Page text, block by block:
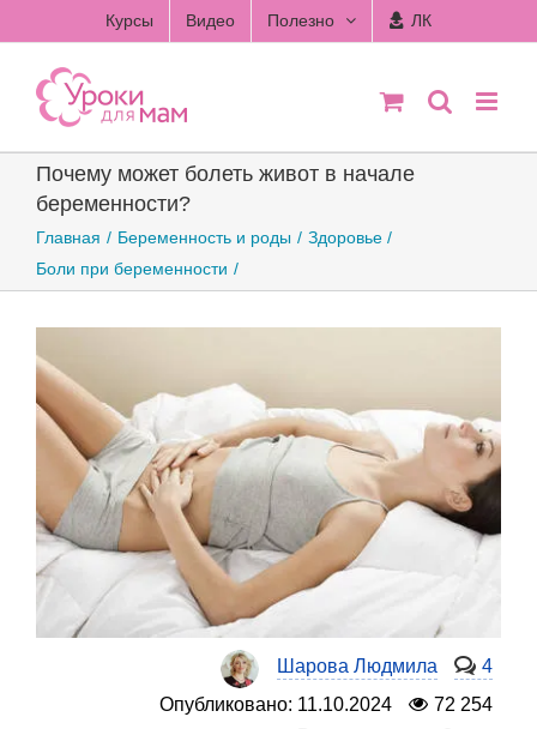
to
content
Курсы Видео Полезно ЛК
Почему может болеть живот в начале
беременности?
Главная Беременность и роды
Здоровье
Боли при беременности
Шарова Людмила
4
Опубликовано: 11.10.2024
72 254